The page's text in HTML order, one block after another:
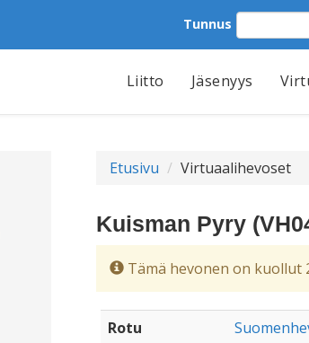
Tunnus
Liitto Jäsenyys
Etusivu Virtuaalihevoset
Kuisman Pyry
Tämä hevonen on kuollut
Rotu